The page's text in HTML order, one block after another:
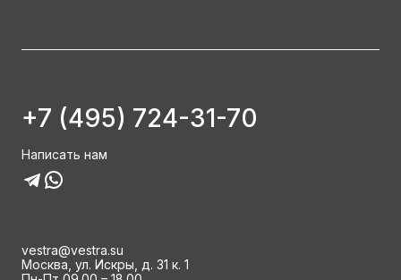
+7 (495) 724-31-70
Написать нам
vestra@vestra.su
Москва, ул. Искры, д. 31 к. 1